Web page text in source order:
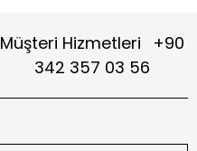
Müşteri Hizmetleri
+90
342 357 03 56